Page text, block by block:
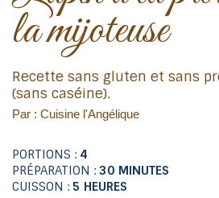
la mijoteuse
Recette sans gluten et sans produits laitiers
(sans caséine).
Par : Cuisine l'Angélique
PORTIONS : 4
PRÉPARATION : 30 MINUTES
CUISSON : 5 HEURES